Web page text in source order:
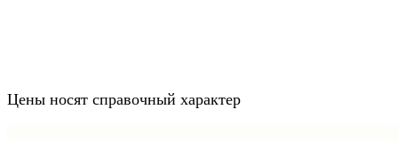
Цены носят справочный характер